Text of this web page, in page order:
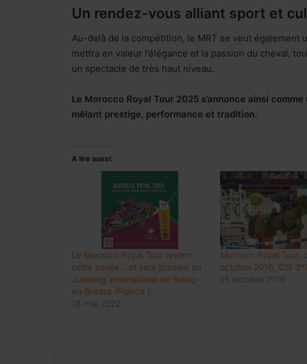
Un rendez-vous alliant sport et
Au-delà de la compétition, le MRT se veut également
mettra en valeur l’élégance et la passion du cheval,
un spectacle de très haut niveau.
Le Morocco Royal Tour 2025 s’annonce ainsi
mêlant prestige, performance et tradition.
A lire aussi:
Le Morocco Royal Tour revient
cette année… et sera présent au
Jumping international de Bourg-
en-Bresse (France ).
18 mai 2022
Morocco Royal Tour,
octobre 2016, CSI
15 octobre 2016